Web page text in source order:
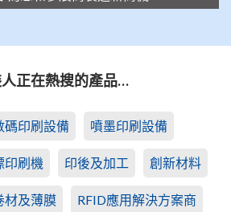
正在熱搜的產品…
碼印刷設備 噴墨印刷設備
印刷機 印後及加工 創新材料
材及薄膜 RFID應用解決方案商